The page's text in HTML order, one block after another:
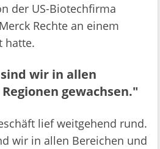
der US-Biotechfirma
Rechte an einem
hatte.
wir in allen
gewachsen."
lief weitgehend rund.
wir in allen Bereichen und